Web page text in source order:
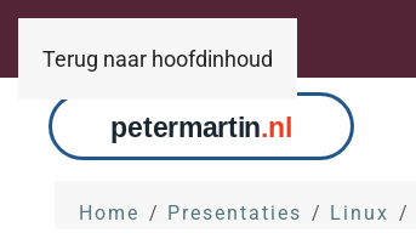
Terug naar hoofdinhoud
Home Presentaties Linux